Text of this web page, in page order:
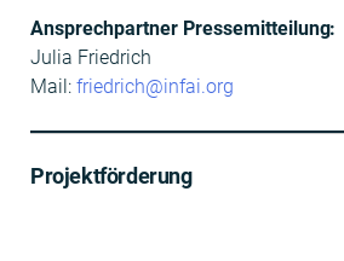
Ansprech­part­ner Pressemit­teilung:
Julia Friedrich
Mail: friedrich@infai.org
Projektförderung